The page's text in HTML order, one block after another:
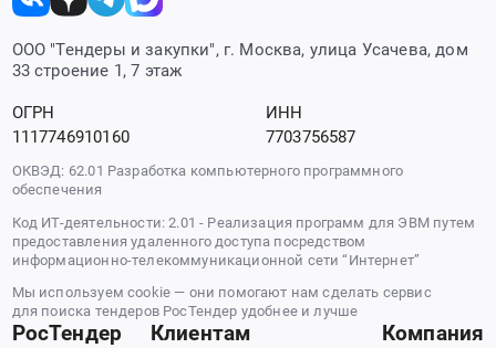
ООО "Тендеры и закупки", г. Москва, улица Усачева, дом
33 строение 1, 7 этаж
ОГРН
1117746910160
ИНН
7703756587
ОКВЭД: 62.01 Разработка компьютерного программного
обеспечения
Код ИТ-деятельности: 2.01 - Реализация программ для ЭВМ путем
предоставления удаленного доступа посредством
информационно-телекоммуникационной сети “Интернет”
Мы используем cookie — они помогают нам сделать сервис
для поиска тендеров РосТендер удобнее и лучше
РосТендер Клиентам Компания